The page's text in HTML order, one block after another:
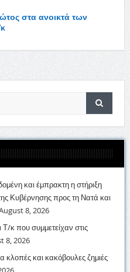
στα ανοικτά των
και έμπρακτη η στήριξη
Κυβέρνησης προς τη Νατά και
8, 2026
κ που συμμετείχαν στις
8, 2026
κλοπές και κακόβουλες ζημιές